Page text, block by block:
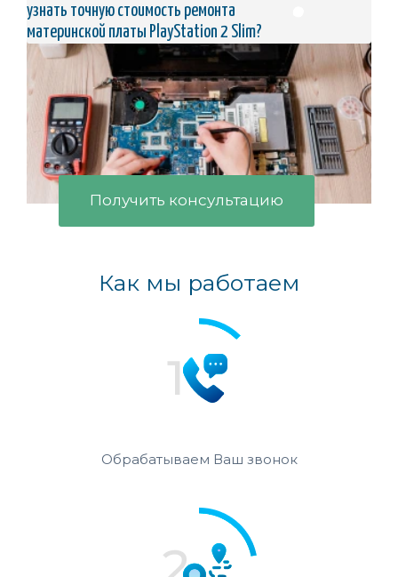
узнать точную стоимость ремонта
материнской платы PlayStation 2 Slim?
Получить консультацию
Как мы работаем
Обрабатываем Ваш звонок